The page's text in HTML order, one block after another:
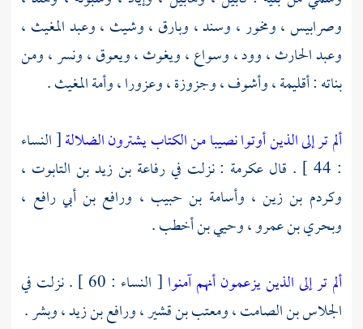
وصرابيس،ومخور، وسند، وبارق ،وشيث ،وعبد المغيث ،
وعبد الحارث،وود،وسواع،ويغوث،ويعوق،ونسر، ومن
بناته :أقليمة ،وأشوف ،وجزوزة ،وعزورا ،وأمة المغيث.
ألم تر إلى الذين أوتوا نصيبا من الكتاب يشترون الضلالة[ النساء
: 44 ] . قال
عكرمة : نزلت فيرفاعة بن زيد بن التابوت ،
وكردم بن زين ، وأسامة بن حبيب ، ورافع بن أبي رافع ،
وبحري بن عمرو ،وحيي بن أخطب.
ألم تر إلى الذين يزعمون أنهم آمنوا [ النساء : 60 ] . نزلت في
الجلاس بن الصامت ،ومعتب بن قشير ،ورافع بن زيد ،وبشر.